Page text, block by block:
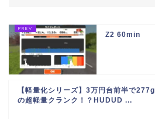
Z2 60min
【軽量化シリーズ】3万円台前半で277g
の超軽量クランク！？HUDUD ...